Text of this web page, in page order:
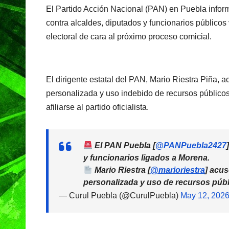
e
b
k
s
A
gr
a
El Partido Acción Nacional (PAN) en Puebla
contra alcaldes, diputados y funcionarios
electoral de cara al próximo proceso comicial.
El dirigente estatal del PAN, Mario Riestra Piña,
personalizada y uso indebido de recursos
afiliarse al partido oficialista.
El PAN Puebla [@PANPuebla2427
y funcionarios ligados a Morena.
Mario Riestra [@marioriestra]
personalizada y uso de recursos
— Curul Puebla (@CurulPuebla) May 12, 2026